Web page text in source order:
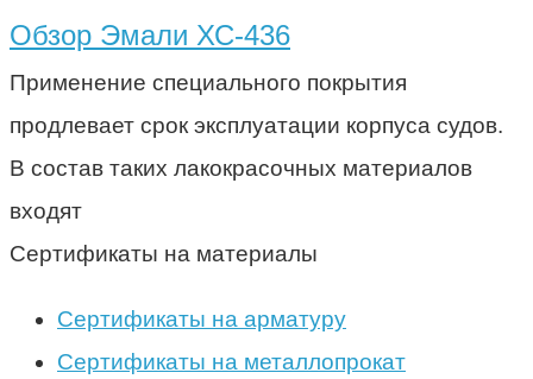
Обзор Эмали ХС-436
Применение специального покрытия
продлевает срок эксплуатации корпуса судов.
В состав таких лакокрасочных материалов
входят
Сертификаты на материалы
Сертификаты на арматуру
Сертификаты на металлопрокат